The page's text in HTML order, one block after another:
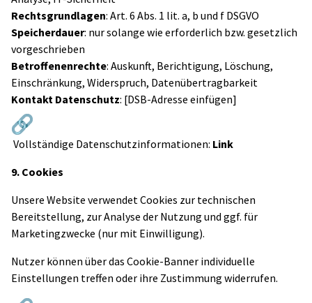
Rechtsgrundlagen: Art. 6 Abs. 1 lit. a, b und f DSGVO
Speicherdauer: nur solange wie erforderlich bzw. gesetzlich
vorgeschrieben
Betroffenenrechte: Auskunft, Berichtigung, Löschung,
Einschränkung, Widerspruch, Datenübertragbarkeit
Kontakt Datenschutz: [DSB-Adresse einfügen]
Vollständige Datenschutzinformationen: Link
9. Cookies
Unsere Website verwendet Cookies zur technischen
Bereitstellung, zur Analyse der Nutzung und ggf. für
Marketingzwecke (nur mit Einwilligung).
Nutzer können über das Cookie-Banner individuelle
Einstellungen treffen oder ihre Zustimmung widerrufen.